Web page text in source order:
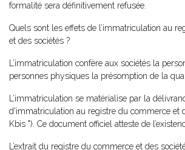
formalité sera définitivement refusée.
Quels sont les effets de l’immatriculation au
et des sociétés ?
L’immatriculation confère aux sociétés la
personnes physiques la présomption de la
L’immatriculation se matérialise par la
d'immatriculation au registre du commerce et
Kbis "). Ce document officiel atteste de
L’extrait du registre du commerce et des